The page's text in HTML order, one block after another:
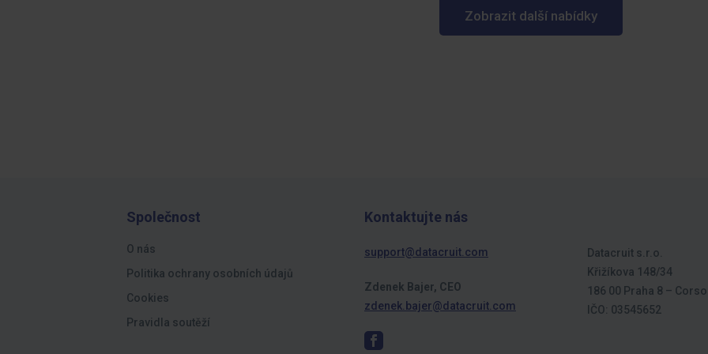
Zobrazit další nabídky
Společnost
O nás
Politika ochrany osobních údajů
Cookies
Pravidla soutěží
Kontaktujte nás
support@datacruit.com
Zdenek Bajer, CEO
zdenek.bajer@datacruit.com
Datacruit s.r.o.
Křižíkova 148/34
186 00 Praha 8 –
IČO: 03545652